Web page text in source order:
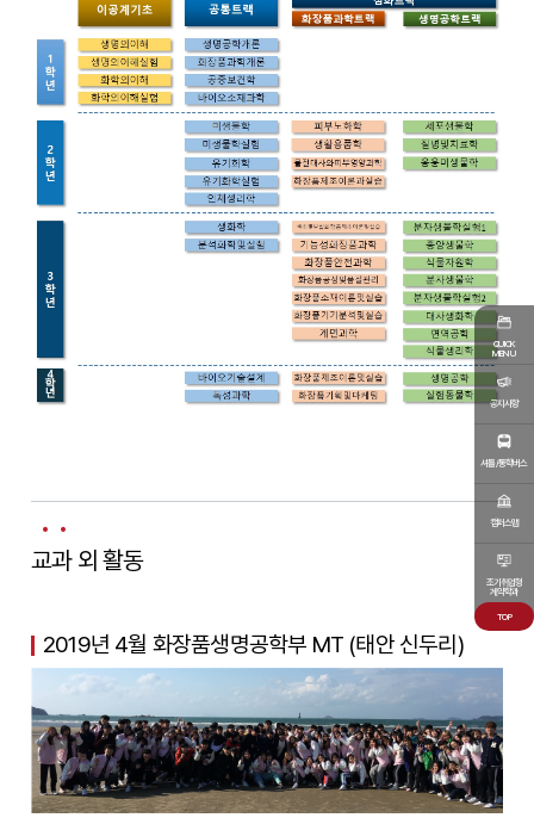
QUICK
MENU
공지사항
셔틀/통학버스
캠퍼스맵
조기취업형
계약학과
TOP
교과 외 활동
2019년 4월 화장품생명공학부 MT (태안 신두리)